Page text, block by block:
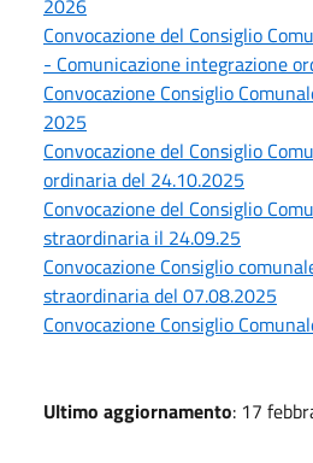
2026
Convocazione del Consiglio
- Comunicazione integrazione
Convocazione Consiglio
2025
Convocazione del Consiglio
ordinaria del 24.10.2025
Convocazione del Consiglio
straordinaria il 24.09.25
Convocazione Consiglio
straordinaria del 07.08.2025
Convocazione Consiglio
Ultimo aggiornamento: 17